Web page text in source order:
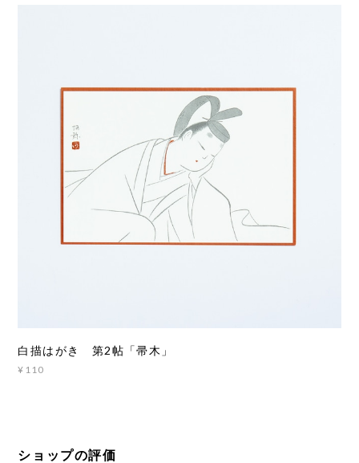
白描はがき 第2帖「帚木」
¥110
ショップの評価